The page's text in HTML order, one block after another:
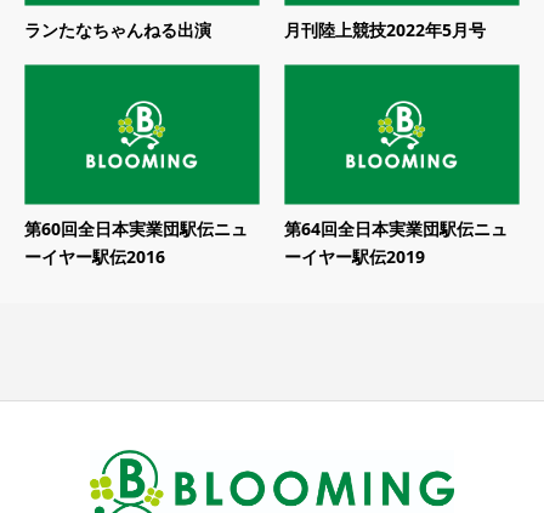
ランたなちゃんねる出演 月刊陸上競技2022年5月号
第60回全日本実業団駅伝ニュ
ーイヤー駅伝2016
第64回全日本実業団駅伝ニュ
ーイヤー駅伝2019